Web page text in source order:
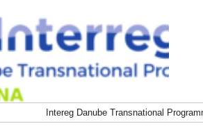
Intereg Danube Transnational